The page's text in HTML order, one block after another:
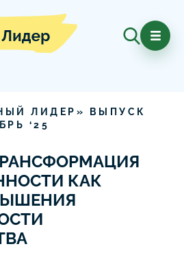
ЛИДЕР» ВЫПУСК
‘25
КАК